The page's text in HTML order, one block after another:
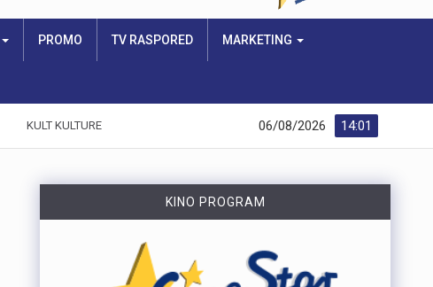
PROMO TV RASPORED MARKETING
KULT KULTURE 14:01
06/08/2026
KINO PROGRAM